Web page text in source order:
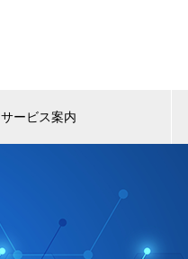
サービス案内